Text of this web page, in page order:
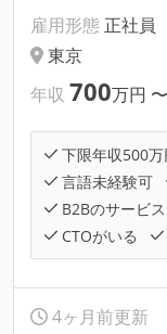
雇用形態 正社員
東京
年収 700万円 〜
下限年収500万
言語未経験可
B2Bのサービ
CTOがいる
4ヶ月前更新